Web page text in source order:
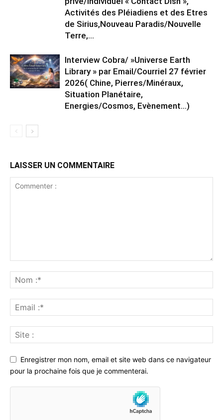
Activités des Pléiadiens et des Etres
de Sirius,Nouveau Paradis/Nouvelle
Terre,...
Interview Cobra/ »Universe Earth
Library » par Email/Courriel 27 février
2026( Chine, Pierres/Minéraux,
Situation Planétaire,
Energies/Cosmos, Evènement…)
LAISSER UN COMMENTAIRE
Enregistrer mon nom, email et site web dans ce navigateur
pour la prochaine fois que je commenterai.